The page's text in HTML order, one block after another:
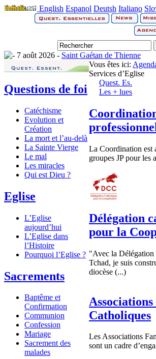
English Espanol Deutsh Italiano
7 août 2026 - Saint Gaétan de Thienne
Questions de foi
Catéchisme
Evolution et
Création
La mort et l’au-delà
La Sainte Vierge
Le mal
Les miracles
Qui est Dieu ?
Eglise
L’Eglise
aujourd’hui
L’Eglise dans
l’Histoire
Pourquoi l’Eglise ?
Sacrements
Baptême et
Confirmation
Communion
Confession
Mariage
Sacrement des
malades
Vous êtes ici:
Services d’Eglise
Quest. Es.
Les + lues
La Coordination est
groupes JP pour les
Délégation
pour la
"Avec la Délégation
Tchad, je suis
diocèse (...)
Catholiques
Les Associations
sont un cadre